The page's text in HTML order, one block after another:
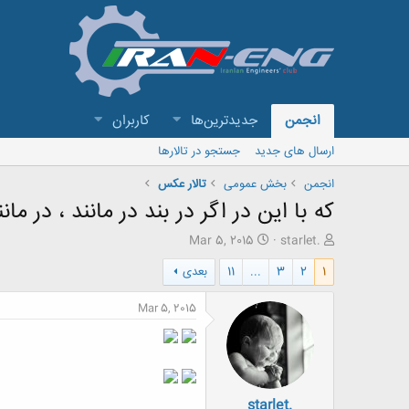
انجمن جدیدترین‌ها کاربران
ارسال های جدید
جستجو در تالارها
انجمن
بخش عمومی تالار عکس
که با این در اگر در بند در مانند ، در
ش
ر
ع
starlet.
ت
ا
ر
ی
خ
ش
ر
و
ع
Mar 5, 2015
1
2
3
...
11 بعدی
Mar 5, 2015